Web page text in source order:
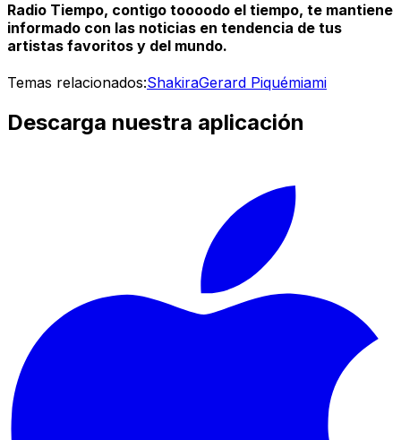
Radio Tiempo, contigo toooodo el tiempo, te mantiene
informado con las noticias en tendencia de tus
artistas favoritos y del mundo.
Temas relacionados:ShakiraGerard Piquémiami
Descarga nuestra aplicación